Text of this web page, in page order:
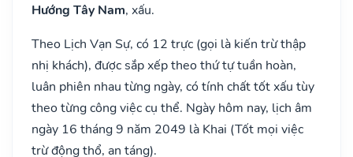
Hướng Tây Nam, xấu.
Theo Lịch Vạn Sự, có 12 trực (gọi là kiến trừ thập
nhị khách), được sắp xếp theo thứ tự tuần hoàn,
luân phiên nhau từng ngày, có tính chất tốt xấu tùy
theo từng công việc cụ thể. Ngày hôm nay, lịch âm
ngày 16 tháng 9 năm 2049 là Khai (Tốt mọi việc
trừ động thổ, an táng).